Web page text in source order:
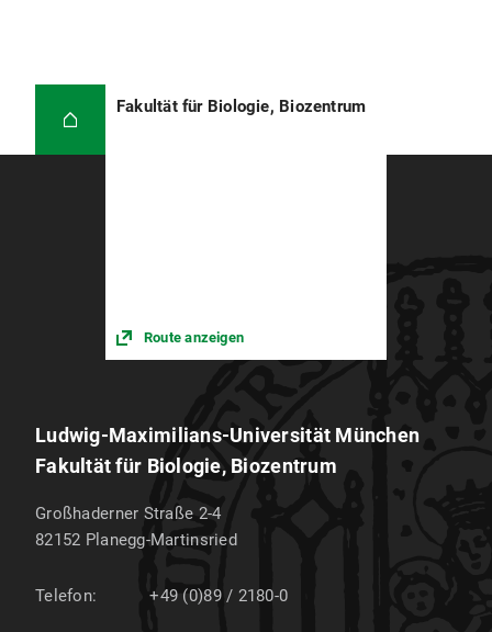
Fakultät für Biologie, Biozentrum
Route anzeigen
Ludwig-Maximilians-Universität München
Fakultät für Biologie, Biozentrum
Großhaderner Straße 2-4
82152 Planegg-Martinsried
Telefon: +49 (0)89 / 2180-0